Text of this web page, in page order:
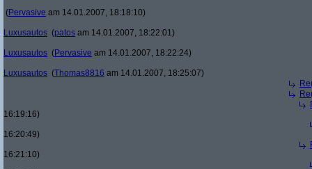
(Pervasive am 14.01.2007, 18:18:10)
Luxusautos (patos am 14.01.2007, 18:22:01)
Luxusautos (Pervasive am 14.01.2007, 18:22:24)
Luxusautos (Thomas8816 am 14.01.2007, 18:25:07)
16:19:16)
16:20:49)
16:21:10)